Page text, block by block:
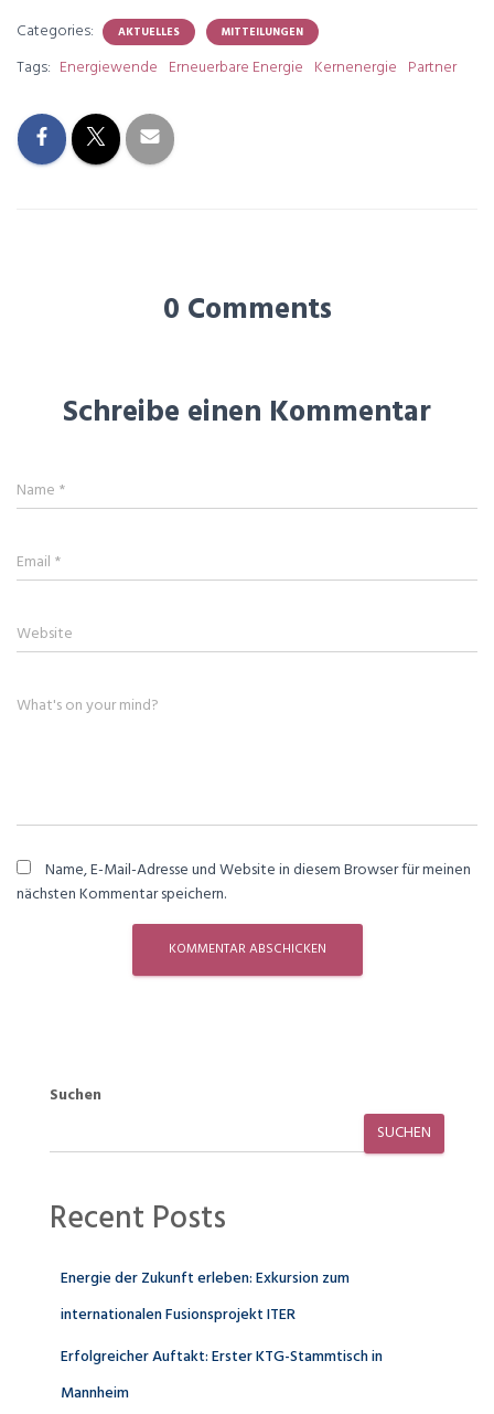
Categories: AKTUELLES MITTEILUNGEN
Tags: Energiewende Erneuerbare Energie Kernenergie Partner
0 Comments
Schreibe einen Kommentar
Name *
Email *
Website
What's on your mind?
Name, E-Mail-Adresse und Website in diesem Browser für meinen
nächsten Kommentar speichern.
Suchen
SUCHEN
Recent Posts
Energie der Zukunft erleben: Exkursion zum
internationalen Fusionsprojekt ITER
Erfolgreicher Auftakt: Erster KTG-Stammtisch in
Mannheim